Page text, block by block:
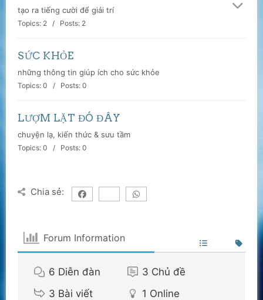
tạo ra tiếng cười để giải trí
Topics: 2 / Posts: 2
SỨC KHỎE
những thông tin giúp ích cho sức khỏe
Topics: 0 / Posts: 0
LƯỢM LẶT ĐÓ ĐÂY
chuyện lạ, kiến thức & sưu tầm
Topics: 0 / Posts: 0
Chia sẻ:
Forum Information
6 Diễn đàn 3 Chủ đề
3 Bài viết 1 Online